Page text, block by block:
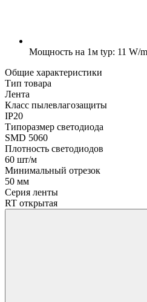
Мощность на 1м typ: 11 W/
Общие характеристики
Тип товара
Лента
Класс пылевлагозащиты
IP20
Типоразмер светодиода
SMD 5060
Плотность светодиодов
60 шт/м
Минимальный отрезок
50 мм
Серия ленты
RT открытая